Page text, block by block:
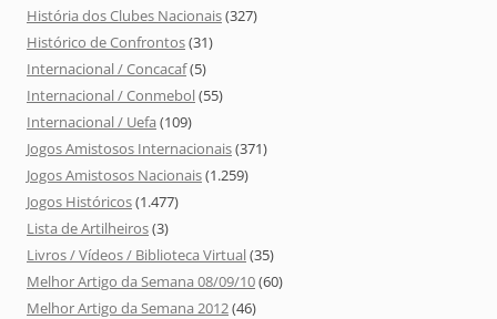
História dos Clubes Nacionais(327)
Histórico de Confrontos(31)
Internacional / Concacaf(5)
Internacional / Conmebol(55)
Internacional / Uefa (109)
Jogos Amistosos Internacionais(371)
Jogos Amistosos Nacionais(1.259)
Jogos Históricos(1.477)
Lista de Artilheiros(3)
Livros / Vídeos / Biblioteca Virtual(35)
Melhor Artigo da Semana 08/09/10(60)
Melhor Artigo da Semana 2012(46)